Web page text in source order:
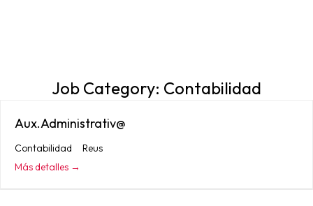
Job Category: Contabilidad
Aux.Administrativ@
Contabilidad
Reus
Más detalles